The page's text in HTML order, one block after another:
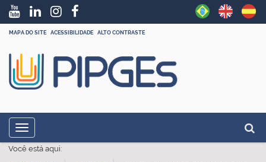
MAPA DO SITE ACESSIBILIDADE ALTO CONTRASTE
Busca
Toggle navigation
Você está aqui: